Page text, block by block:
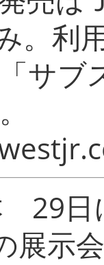
。利
サブ
29日
展示会